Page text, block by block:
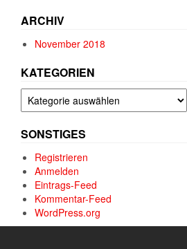
ARCHIV
November 2018
KATEGORIEN
Kategorien
SONSTIGES
Registrieren
Anmelden
Eintrags-Feed
Kommentar-Feed
WordPress.org